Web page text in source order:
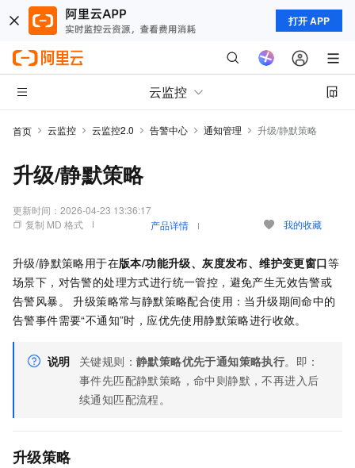
打开 APP
云监控
首页 云监控 云监控2.0 告警中心 通知管理 升级/静默策略
升级/静默策略
更新时间： 2026-04-23 13:36:17
复制 MD 格式
产品详情 我的收藏
升级/静默策略用于在版本/功能升级、灰度发布、维护变更窗口等
场景下，对告警的处理方式进行统一管控，避免产生无效告警或
告警风暴。 升级策略常与静默策略配合使用：当升级期间命中的
告警事件需要“不通知”时，应优先使用静默策略进行收敛。
说明 关键规则： 静默策略优先于通知策略执行。即：
事件先匹配静默策略，命中则静默，不再进入后
续通知匹配流程。
升级策略